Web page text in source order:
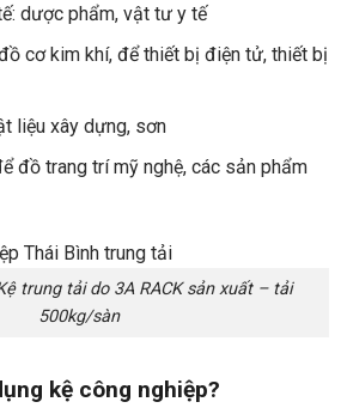
dược phẩm, vật tư y tế
cơ kim khí, để thiết bị điện tử, thiết bị
liệu xây dựng, sơn
đồ trang trí mỹ nghệ, các sản phẩm
trung tải do 3A RACK sản xuất – tải
500kg/sàn
kệ công nghiệp?